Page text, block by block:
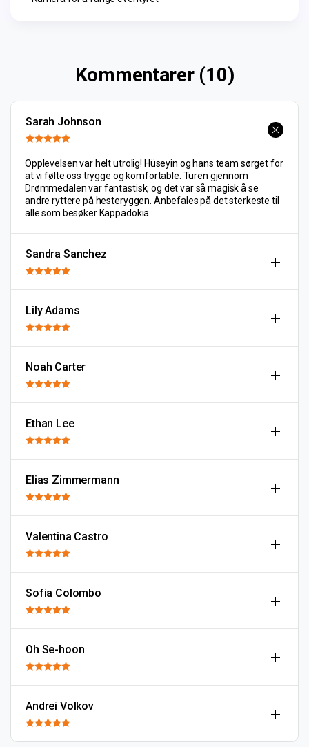
Kommentarer (10)
Sarah Johnson
Opplevelsen var helt utrolig! Hüseyin og hans team sørget for
at vi følte oss trygge og komfortable. Turen gjennom
Drømmedalen var fantastisk, og det var så magisk å se
andre ryttere på hesteryggen. Anbefales på det sterkeste til
alle som besøker Kappadokia.
Sandra Sanchez
Lily Adams
Noah Carter
Ethan Lee
Elias Zimmermann
Valentina Castro
Sofia Colombo
Oh Se-hoon
Andrei Volkov